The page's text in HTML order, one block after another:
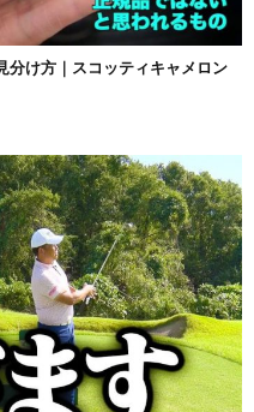
分け方｜スコッティキャメロン